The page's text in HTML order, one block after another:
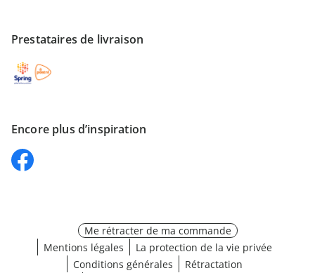
Prestataires de livraison
Encore plus d’inspiration
Me rétracter de ma commande
Mentions légales
La protection de la vie privée
Conditions générales
Rétractation